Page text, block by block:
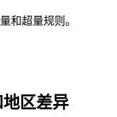
和超量规则。
区差异